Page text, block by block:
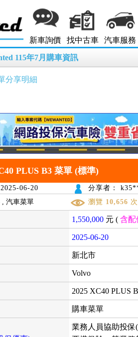
新車詢價 找中古車 汽車服務
115年7月購車資訊
分享明細
PLUS B3 菜單 (標準)
06-20
分享者：
, 汽車菜單
瀏覽 10,656 次
1,550,000 元 (含配
2025-06-20
新北市
Volvo
2025 XC40 PLUS
購車菜單
業務人員協助投保